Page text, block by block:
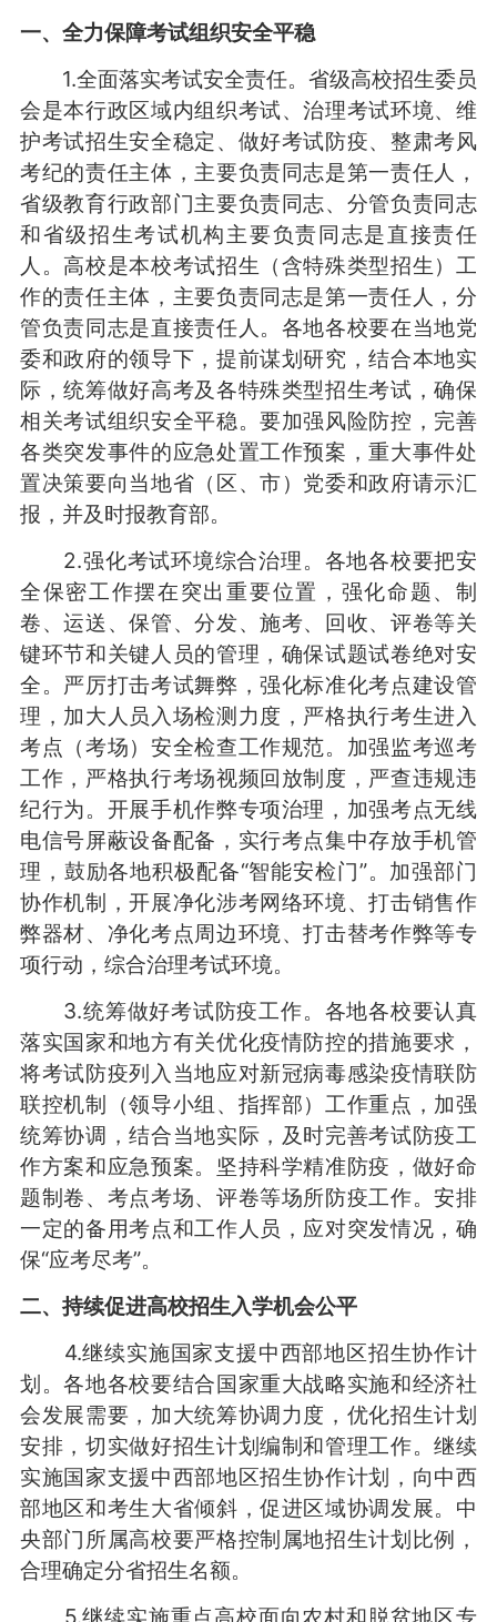
一、全力保障考试组织安全平稳
1.全面落实考试安全责任。省级高校招生委员
会是本行政区域内组织考试、治理考试环境、维
护考试招生安全稳定、做好考试防疫、整肃考风
考纪的责任主体，主要负责同志是第一责任人，
省级教育行政部门主要负责同志、分管负责同志
和省级招生考试机构主要负责同志是直接责任
人。高校是本校考试招生（含特殊类型招生）工
作的责任主体，主要负责同志是第一责任人，分
管负责同志是直接责任人。各地各校要在当地党
委和政府的领导下，提前谋划研究，结合本地实
际，统筹做好高考及各特殊类型招生考试，确保
相关考试组织安全平稳。要加强风险防控，完善
各类突发事件的应急处置工作预案，重大事件处
置决策要向当地省（区、市）党委和政府请示汇
报，并及时报教育部。
2.强化考试环境综合治理。各地各校要把安
全保密工作摆在突出重要位置，强化命题、制
卷、运送、保管、分发、施考、回收、评卷等关
键环节和关键人员的管理，确保试题试卷绝对安
全。严厉打击考试舞弊，强化标准化考点建设管
理，加大人员入场检测力度，严格执行考生进入
考点（考场）安全检查工作规范。加强监考巡考
工作，严格执行考场视频回放制度，严查违规违
纪行为。开展手机作弊专项治理，加强考点无线
电信号屏蔽设备配备，实行考点集中存放手机管
理，鼓励各地积极配备“智能安检门”。加强部门
协作机制，开展净化涉考网络环境、打击销售作
弊器材、净化考点周边环境、打击替考作弊等专
项行动，综合治理考试环境。
3.统筹做好考试防疫工作。各地各校要认真
落实国家和地方有关优化疫情防控的措施要求，
将考试防疫列入当地应对新冠病毒感染疫情联防
联控机制（领导小组、指挥部）工作重点，加强
统筹协调，结合当地实际，及时完善考试防疫工
作方案和应急预案。坚持科学精准防疫，做好命
题制卷、考点考场、评卷等场所防疫工作。安排
一定的备用考点和工作人员，应对突发情况，确
保“应考尽考”。
二、持续促进高校招生入学机会公平
4.继续实施国家支援中西部地区招生协作计
划。各地各校要结合国家重大战略实施和经济社
会发展需要，加大统筹协调力度，优化招生计划
安排，切实做好招生计划编制和管理工作。继续
实施国家支援中西部地区招生协作计划，向中西
部地区和考生大省倾斜，促进区域协调发展。中
央部门所属高校要严格控制属地招生计划比例，
合理确定分省招生名额。
5.继续实施重点高校面向农村和脱贫地区专